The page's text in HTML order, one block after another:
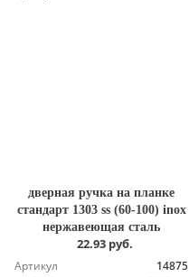
дверная ручка на планке
стандарт 1303 ss (60-100) inox
нержавеющая сталь
22.93 руб.
Артикул 14875